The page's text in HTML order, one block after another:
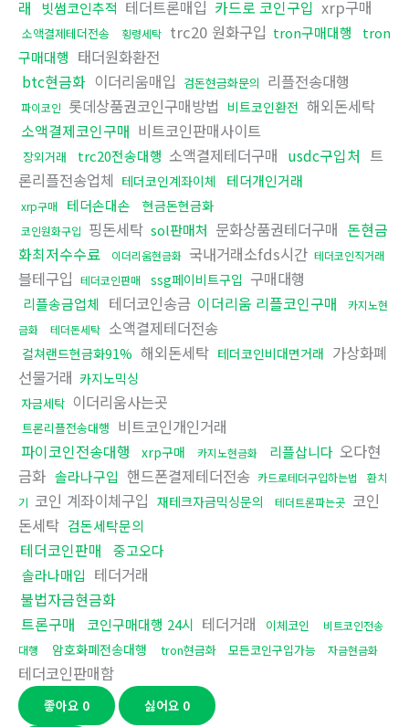
래
빗썸코인추적 테더트론매입 카드로 코인구입 xrp구매
소액결제테더전송 횡령세탁 trc20 원화구입 tron구매대행
tron
구매대행 태더원화환전
btc현금화 이더리움매입 검돈현금화문의 리플전송대행
파이코인 롯데상품권코인구매방법 비트코인환전 해외돈세탁
소액결제코인구매 비트코인판매사이트
장외거래 trc20전송대행 소액결제테더구매 usdc구입처 트
론리플전송업체 테더코인계좌이체 테더개인거래
xrp구매 테더손대손 현금돈현금화
코인원화구입 핑돈세탁 sol판매처 문화상품권테더구매 돈현금
화최저수수료
이더리움현금화 국내거래소fds시간 테더코인직거래
블테구입 테더코인판매 ssg페이비트구입 구매대행
리플송금업체 테더코인송금 이더리움 리플코인구매
카지노현
금화
테더돈세탁 소액결제테더전송
컬쳐랜드현금화91% 해외돈세탁 테더코인비대면거래 가상화폐
선물거래 카지노믹싱
자금세탁 이더리움사는곳
트론리플전송대행 비트코인개인거래
파이코인전송대행
xrp구매 카지노현금화 리플삽니다 오다현
금화 솔라나구입 핸드폰결제테더전송 카드로테더구입하는법
환치
기 코인 계좌이체구입 재테크자금믹싱문의 테더트론파는곳 코인
돈세탁 검돈세탁문의
테더코인판매
중고오다
솔라나매입 테더거래
불법자금현금화
트론구매
코인구매대행 24시 테더거래 이체코인
비트코인전송
대행
암호화폐전송대행 tron현금화 모든코인구입가능 자금현금화
테더코인판매함
좋아요 0 싫어요 0